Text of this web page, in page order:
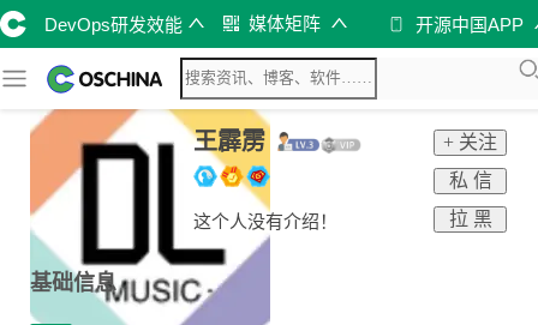
DevOps研发效能 媒体矩阵 开源中国APP
王霹雳
这个人没有介绍！
+ 关注
私 信
拉 黑
基础信息